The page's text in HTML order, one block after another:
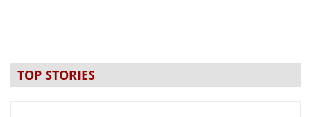
TOP STORIES